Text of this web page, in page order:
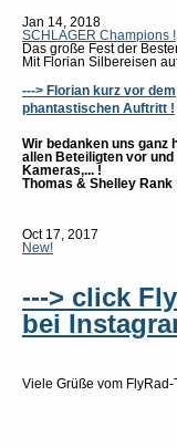
Jan 14, 2018
SCHLAGER Champions !
Das große Fest der
Mit Florian Silbereisen
---> Florian kurz vor dem
phantastischen Auftritt !
Wir bedanken uns ganz
allen Beteiligten vor und
Kameras,... !
Thomas & Shelley Rank
Oct 17, 2017
New!
---> click
bei
Viele Grüße vom FlyRad-